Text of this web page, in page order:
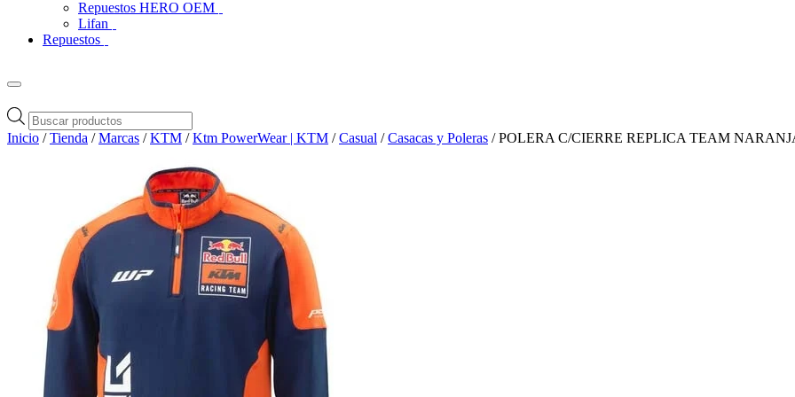
Repuestos HERO OEM
Lifan
Repuestos
Búsqueda
de
productos
Inicio /Tienda /Marcas /KTM /Ktm PowerWear | KTM /Casual /Casacas y Poleras / POLERA C/CIERRE REPLICA TEAM